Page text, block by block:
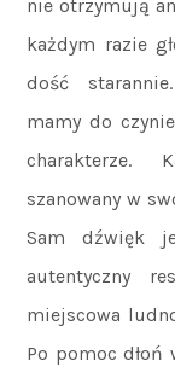
nie otrzymują
każdym razie
dość
mamy do
charakterze.
szanowany w
Sam dźwięk
autentyczny
miejscowa
Po pomoc dłoń